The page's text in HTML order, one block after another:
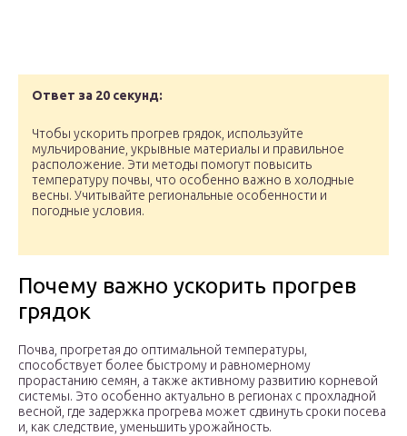
Ответ за 20 секунд:
Чтобы ускорить прогрев грядок, используйте
мульчирование, укрывные материалы и правильное
расположение. Эти методы помогут повысить
температуру почвы, что особенно важно в холодные
весны. Учитывайте региональные особенности и
погодные условия.
Почему важно ускорить прогрев
грядок
Почва, прогретая до оптимальной температуры,
способствует более быстрому и равномерному
прорастанию семян, а также активному развитию корневой
системы. Это особенно актуально в регионах с прохладной
весной, где задержка прогрева может сдвинуть сроки посева
и, как следствие, уменьшить урожайность.